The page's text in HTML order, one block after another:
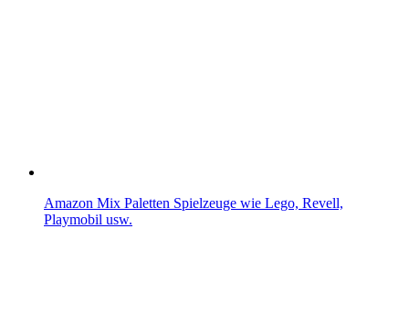
Amazon Mix Paletten Spielzeuge wie Lego, Revell,
Playmobil usw.